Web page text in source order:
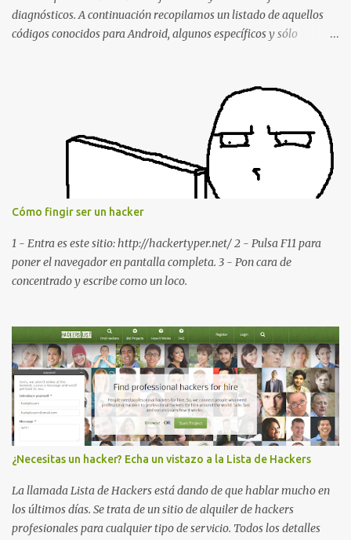
diagnósticos. A continuación recopilamos un listado de aquellos
códigos conocidos para Android, algunos específicos y sólo
IMEI del dispositivo *#*#1111#*#* : Información sobre la versión
de software FTA *#*#2222#*#* : Información sobre la v ersión
del hardware FTA *#*#1234#*#* : Información sobre la versión
de software PDA y de firmware *#*#232337#*#* : Muestra la
dirección Bluetooth del smartphone *#*#232338#*#* : Muestra
la dirección MAC del la tarjeta WiFi del dispositivo *#*#2663#*#*
: Visualiza la versión de la pantalla táctil del smartphone
*#*#3264#*#* : Muestra que versión de memoria RAM está
disponible en el smartphone o la tablet *#*#34971539#*#* :
Visualiza la información detallada d...
Cómo fingir ser un hacker
1 - Entra es este sitio: http://hackertyper.net/ 2 - Pulsa F11 para
poner el navegador en pantalla completa. 3 - Pon cara de
concentrado y escribe como un loco.
¿Necesitas un hacker? Echa un vistazo a la Lista de Hackers
La llamada Lista de Hackers está dando de que hablar mucho en
los últimos días. Se trata de un sitio de alquiler de hackers
profesionales para cualquier tipo de servicio. Todos los detalles